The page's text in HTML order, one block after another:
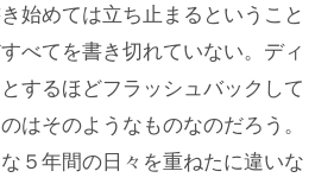
始めては立ち止まるということ
べてを書き切れていない。ディ
するほどフラッシュバックして
はそのようなものなのだろう。
５年間の日々を重ねたに違いな